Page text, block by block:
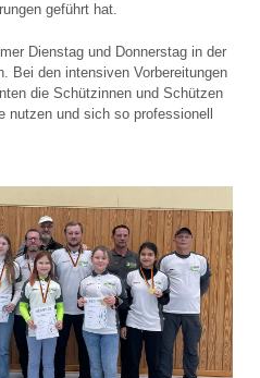
geführt hat.
Dienstag und Donnerstag in der
Bei den intensiven Vorbereitungen
die Schützinnen und Schützen
nutzen und sich so professionell